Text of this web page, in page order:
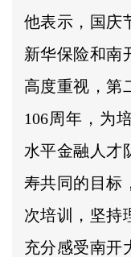
他表示，国庆
新华保险和南
高度重视，第
106周年，为
水平金融人才
寿共同的目标
次培训，坚持
充分感受南开